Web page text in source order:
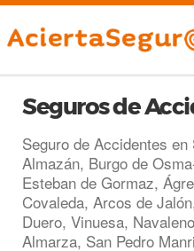
Seguros de
Seguro de Accidentes
Almazán, Burgo de
Esteban de Gormaz,
Covaleda, Arcos de
Duero, Vinuesa,
Almarza, San Pedro